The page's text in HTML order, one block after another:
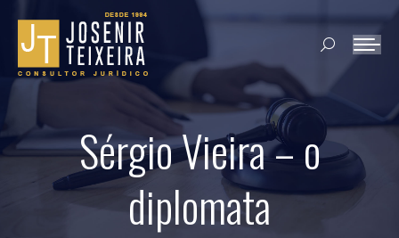
Search:
Sérgio Vieira – o
diplomata